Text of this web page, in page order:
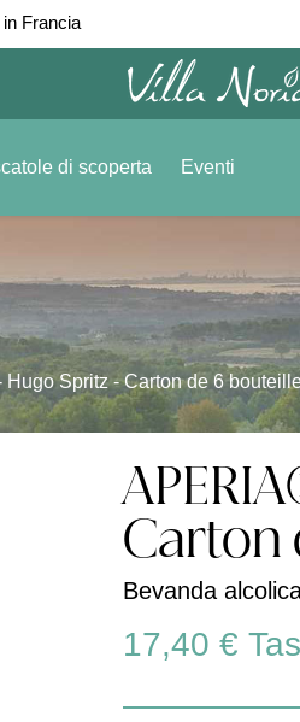
Francia
di scoperta Eventi
Spritz - Carton de 6
Carton
Bevanda
17,40 €